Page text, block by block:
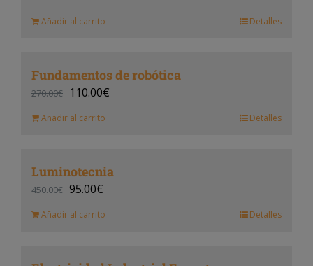
Añadir al carrito Detalles
Fundamentos de robótica
270.00€ 110.00€
Añadir al carrito Detalles
Luminotecnia
450.00€ 95.00€
Añadir al carrito Detalles